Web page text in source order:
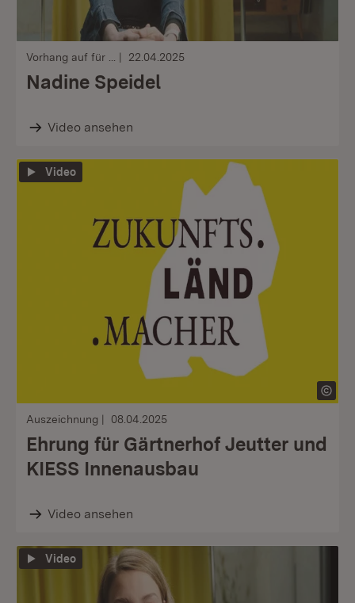
Vorhang auf für ... 22.04.2025
Nadine Speidel
Video ansehen
Video
Auszeichnung 08.04.2025
Ehrung für Gärtnerhof Jeutter und
KIESS Innenausbau
Video ansehen
Video